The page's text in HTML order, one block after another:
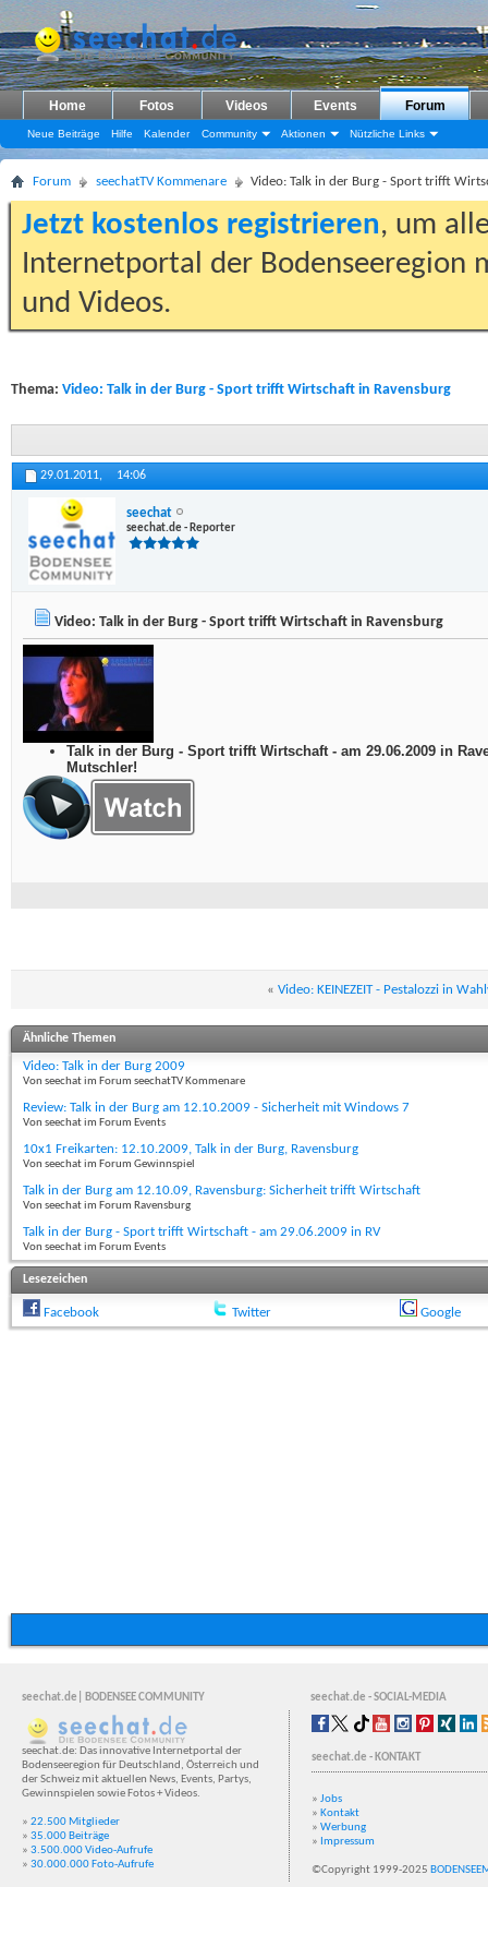
Home Fotos Videos Events Forum
Neue Beiträge Hilfe Kalender Community Aktionen Nützliche Links
Forum seechatTV Kommenare Video: Talk in der Burg - Sport trifft
Jetzt kostenlos registrieren, um
Internetportal der Bodenseeregion
und Videos.
Thema: Video: Talk in der Burg - Sport trifft Wirtschaft in Ravensburg
29.01.2011, 14:06
seechat
seechat.de - Reporter
Video: Talk in der Burg - Sport trifft Wirtschaft in Ravensburg
Talk in der Burg - Sport trifft Wirtschaft - am 29.06.2009 in
Mutschler!
« Video: KEINEZEIT - Pestalozzi in
Ähnliche Themen
Video: Talk in der Burg 2009
Von seechat im Forum seechatTV Kommenare
Review: Talk in der Burg am 12.10.2009 - Sicherheit mit Windows 7
Von seechat im Forum Events
10x1 Freikarten: 12.10.2009, Talk in der Burg, Ravensburg
Von seechat im Forum Gewinnspiel
Talk in der Burg am 12.10.09, Ravensburg: Sicherheit trifft Wirtschaft
Von seechat im Forum Ravensburg
Talk in der Burg - Sport trifft Wirtschaft - am 29.06.2009 in RV
Von seechat im Forum Events
Lesezeichen
Facebook Twitter Google
seechat.de| BODENSEE COMMUNITY seechat.de - SOCIAL-MEDIA
seechat.de: Das innovative Internetportal der
Bodenseeregion für Deutschland, Österreich und
der Schweiz mit aktuellen News, Events, Partys,
Gewinnspielen sowie Fotos + Videos.
» 22.500 Mitglieder
» 35.000 Beiträge
» 3.500.000 Video-Aufrufe
» 30.000.000 Foto-Aufrufe
seechat.de - KONTAKT
» Jobs
» Kontakt
» Werbung
» Impressum
©Copyright 1999-2025